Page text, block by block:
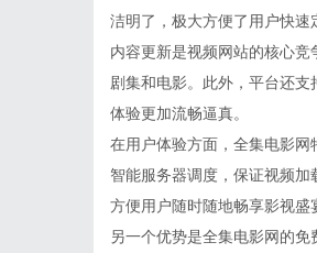
洁明了，极大方便了用户快速
内容更新是视频网站的核心
剧集和电影。此外，平台还
体验更加流畅逼真。
在用户体验方面，全集电影
智能服务器调度，保证视频
方便用户随时随地畅享影视盛
另一个优势是全集电影网的